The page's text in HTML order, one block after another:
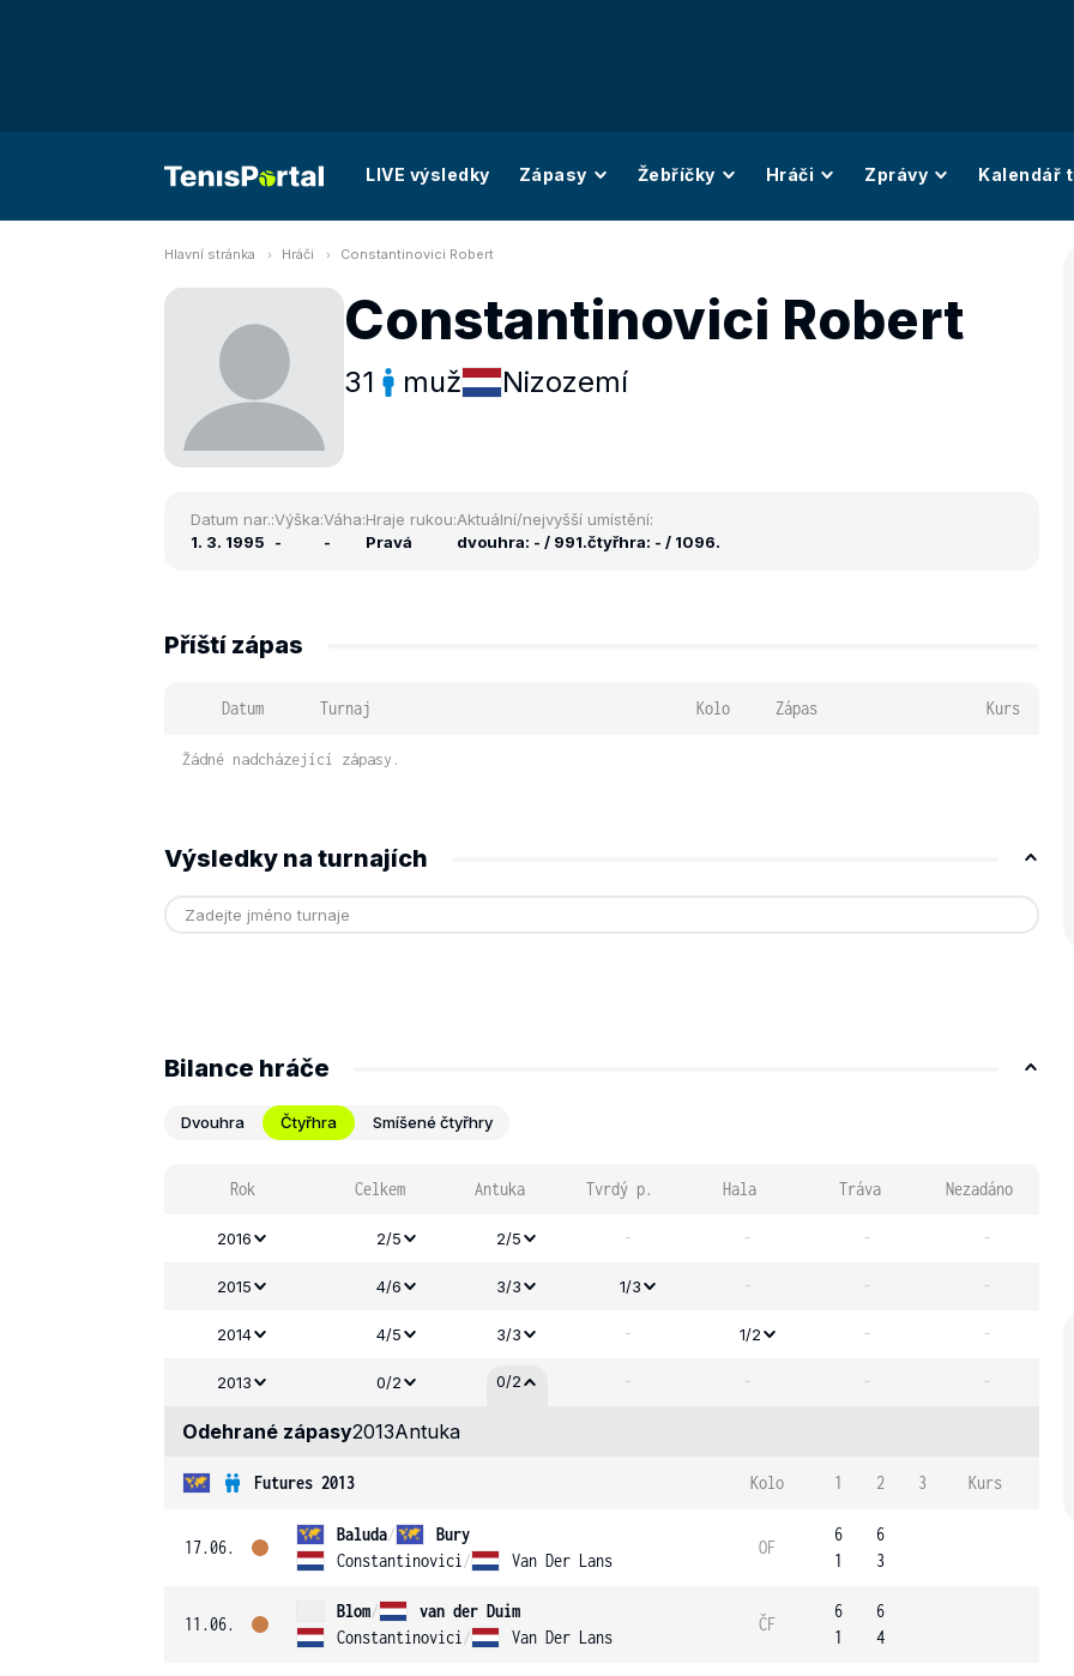
LIVE výsledky Zápasy Žebříčky Hráči Zprávy Kalendář
Hlavní stránka Hráči Constantinovici Robert
Constantinovici Robert
31 muž Nizozemí
Datum nar.:
1. 3. 1995
Výška:
-
Váha:
-
Hraje rukou:
Pravá
Aktuální/nejvyšší umístění:
dvouhra: - / 991.čtyřhra: - / 1096.
Příští zápas
Datum Turnaj Kolo Zápas Kurs
Žádné nadcházející zápasy.
Výsledky na turnajích
Bilance hráče
Dvouhra Čtyřhra Smíšené čtyřhry
Rok Celkem Antuka Tvrdý p. Hala Tráva Nezadáno
2016 2/5 2/5 - - - -
2015 4/6 3/3 1/3 - - -
2014 4/5 3/3 - 1/2 - -
2013 0/2 0/2 - - - -
Odehrané zápasy2013Antuka
Futures 2013 Kolo 1 2 3 Kurs
17.06.
Baluda/
Bury
Constantinovici / Van Der Lans
OF
6
1
6
3
11.06.
Blom/
van der Duim
Constantinovici / Van Der Lans
ČF
6
1
6
4